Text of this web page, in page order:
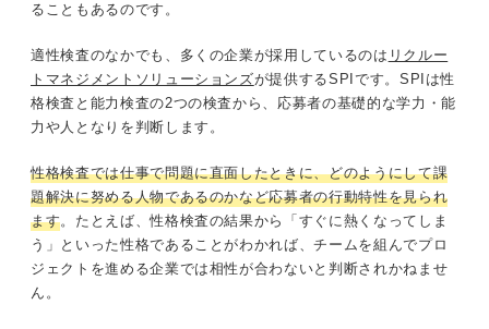
ることもあるのです。
適性検査のなかでも、多くの企業が採用しているのは リクルー
トマネジメントソリューションズが提供するSPIです。SPIは性
格検査と能力検査の2つの検査から、応募者の基礎的な学力・能
力や人となりを判断します。
性格検査では仕事で問題に直面したときに、どのようにして課
題解決に努める人物であるのかなど応募者の行動特性を見られ
ます。たとえば、性格検査の結果から「すぐに熱くなってしま
う」といった性格であることがわかれば、チームを組んでプロ
ジェクトを進める企業では相性が合わないと判断されかねませ
ん。